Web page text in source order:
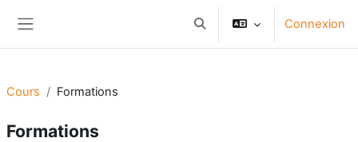
Activer/désactiver la saisie
Connexion
Cours Formations
Formations